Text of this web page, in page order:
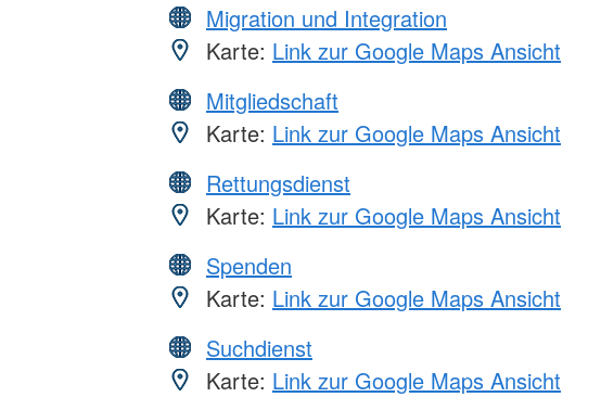
Migration und Integration
Karte: Link zur Google Maps Ansicht
Mitgliedschaft
Karte: Link zur Google Maps Ansicht
Rettungsdienst
Karte: Link zur Google Maps Ansicht
Spenden
Karte: Link zur Google Maps Ansicht
Suchdienst
Karte: Link zur Google Maps Ansicht